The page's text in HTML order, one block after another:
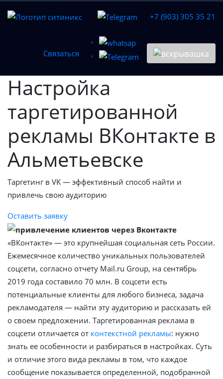
+7 (903) 305 35 21
Связаться
Настройка
таргетированной
рекламы ВКонтакте в
Альметьевске
Таргетинг в VK — эффективный способ найти и
привлечь свою аудиторию
Оставить заявку
«ВКонтакте» — это крупнейшая социальная сеть России.
Ежемесячное количество уникальных пользователей
соцсети, согласно отчету Mail.ru Group, на сентябрь
2019 года составило 70 млн. В соцсети есть
потенциальные клиенты для любого бизнеса, задача
рекламодателя — найти эту аудиторию и рассказать ей
о своем предложении. Таргетированная реклама в
соцсети отличается от контекстной рекламы: нужно
знать ее особенности и разбираться в настройках. Суть
и отличие этого вида рекламы в том, что каждое
сообщение показывается определенной, подобранной